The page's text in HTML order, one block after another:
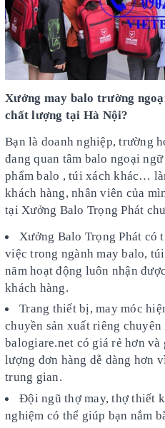
Xưởng may balo trường
chất lượng tại Hà Nội?
Bạn là doanh nghiệp, trường
đang quan tâm balo ngoại
phẩm balo , túi xách khác…
khách hàng, nhân viên của
tại Xưởng Balo Trọng Phát
Xưởng Balo Trọng Phát có
việc trong ngành may balo,
năm hoạt động luôn nhận
khách hàng.
Trang thiết bị, may móc
chuyền sản xuất riêng chuyên
balogiare.net có giá rẻ hơn và
lượng đơn hàng dễ dàng hơn
trung gian.
Đội ngũ thợ may, thợ thiết
nghiệm có thể giúp bạn nắm